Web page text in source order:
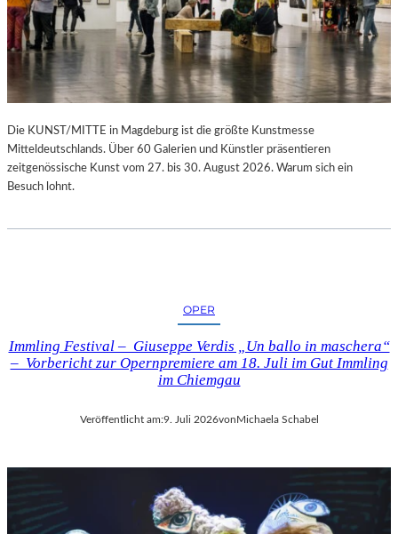
Die KUNST/MITTE in Magdeburg ist die größte Kunstmesse
Mitteldeutschlands. Über 60 Galerien und Künstler präsentieren
zeitgenössische Kunst vom 27. bis 30. August 2026. Warum sich ein
Besuch lohnt.
OPER
Immling Festival – Giuseppe Verdis „Un ballo in maschera“
– Vorbericht zur Opernpremiere am 18. Juli im Gut Immling
im Chiemgau
Veröffentlicht am:9. Juli 2026vonMichaela Schabel